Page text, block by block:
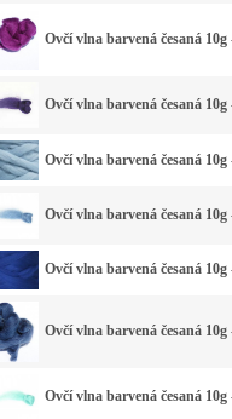
Ovčí vlna barvená česaná
Ovčí vlna barvená česaná
Ovčí vlna barvená česaná
Ovčí vlna barvená česaná
Ovčí vlna barvená česaná
Ovčí vlna barvená česaná
Ovčí vlna barvená česaná